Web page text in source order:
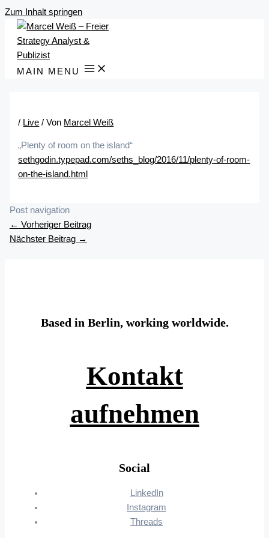
Zum Inhalt springen
MAIN MENU
/ Live / Von Marcel Weiß
„Plenty of room on the island“
sethgodin.typepad.com/seths_blog/2016/11/plenty-of-room-
on-the-island.html
Post navigation
← Vorheriger Beitrag
Nächster Beitrag →
Based in Berlin, working worldwide.
Kontakt
aufnehmen
Social
LinkedIn
Instagram
Threads